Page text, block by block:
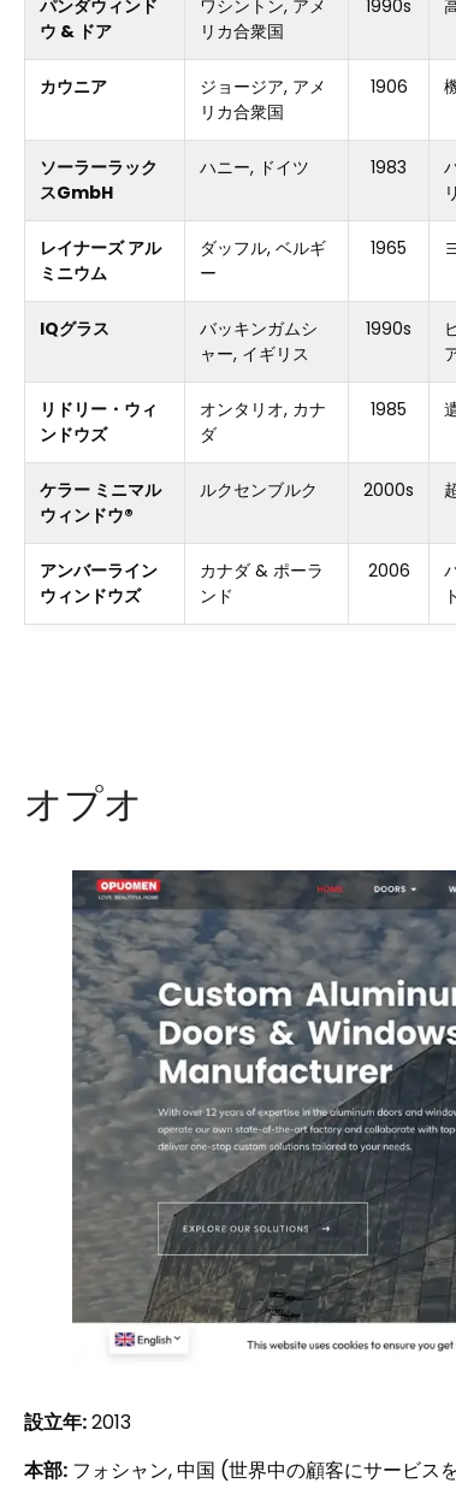
パンダウィンド
ウ & ドア
ワシントン, アメ
リカ合衆国
1990s
カウニア
ジョージア, アメ
リカ合衆国
1906
ソーラーラック
スGmbH
ハニー, ドイツ 1983
レイナーズ アル
ミニウム
ダッフル, ベルギ
ー
1965
IQグラス
バッキンガムシ
ャー, イギリス
1990s
リドリー・ウィ
ンドウズ
オンタリオ, カナ
ダ
1985
ケラー ミニマル
ウィンドウ®
ルクセンブルク 2000s
アンバーライン
ウィンドウズ
カナダ & ポーラ
ンド
2006
オプオ
設立年:2013
本部: フォシャン, 中国 (世界中の顧客にサービス